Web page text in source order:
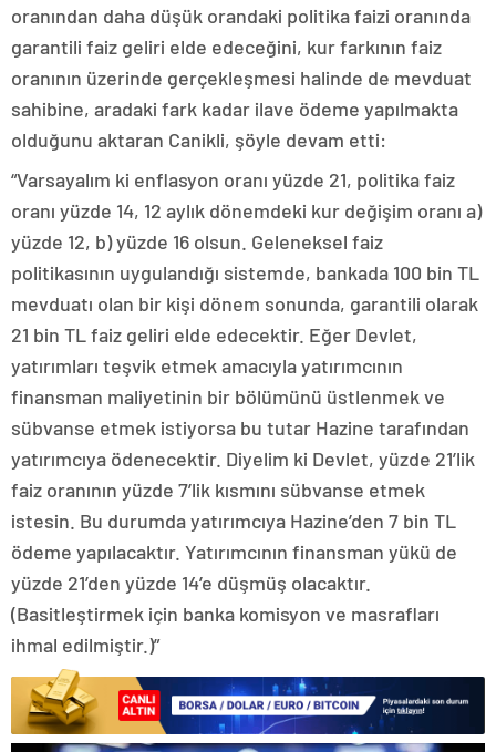
oranından daha düşük orandaki politika faizi oranında
garantili faiz geliri elde edeceğini, kur farkının faiz
oranının üzerinde gerçekleşmesi halinde de mevduat
sahibine, aradaki fark kadar ilave ödeme yapılmakta
olduğunu aktaran Canikli, şöyle devam etti:
“Varsayalım ki enflasyon oranı yüzde 21, politika faiz
oranı yüzde 14, 12 aylık dönemdeki kur değişim oranı a)
yüzde 12, b) yüzde 16 olsun. Geleneksel faiz
politikasının uygulandığı sistemde, bankada 100 bin TL
mevduatı olan bir kişi dönem sonunda, garantili olarak
21 bin TL faiz geliri elde edecektir. Eğer Devlet,
yatırımları teşvik etmek amacıyla yatırımcının
finansman maliyetinin bir bölümünü üstlenmek ve
sübvanse etmek istiyorsa bu tutar Hazine tarafından
yatırımcıya ödenecektir. Diyelim ki Devlet, yüzde 21’lik
faiz oranının yüzde 7’lik kısmını sübvanse etmek
istesin. Bu durumda yatırımcıya Hazine’den 7 bin TL
ödeme yapılacaktır. Yatırımcının finansman yükü de
yüzde 21’den yüzde 14’e düşmüş olacaktır.
(Basitleştirmek için banka komisyon ve masrafları
ihmal edilmiştir.)”